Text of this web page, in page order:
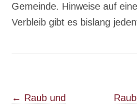
Gemeinde. Hinweise auf
Verbleib gibt es bislang
Post navigation
← Raub und